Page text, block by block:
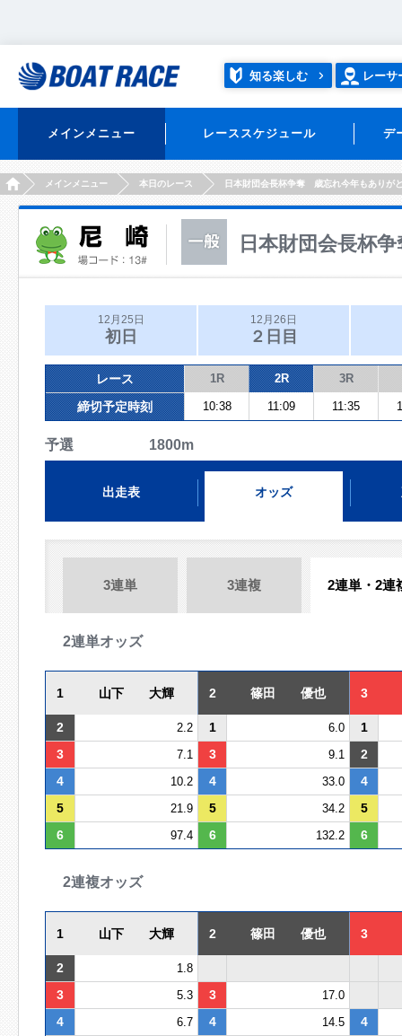
知る楽しむ レーサ
メインメニュー レーススケジュール デ
HOMEメインメニュー 本日のレース 日本財団会長杯争奪 歳忘れ今年もありが
日本財団会長杯
12月25日
初日
12月26日
２日目
レース 1R 2R 3R
締切予定時刻 10:38 11:09 11:35
予選 1800m
出走表 オッズ
3連単 3連複 2連単・2連
2連単オッズ
1 山下 大輝 2 篠田 優也 3
2 2.2 1 6.0
1
3
7.1 3 9.1
2
4
10.2 4 33.0
4
5
21.9 5 34.2
5
6
97.4 6 132.2 6
2連複オッズ
1 山下 大輝 2 篠田 優也 3
2 1.8
3 5.3 3 17.0
4 6.7 4 14.5
4